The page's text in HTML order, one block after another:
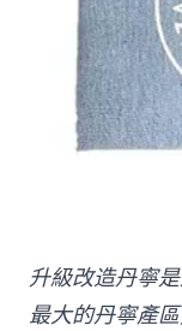
升級改造丹寧
最大的丹寧產